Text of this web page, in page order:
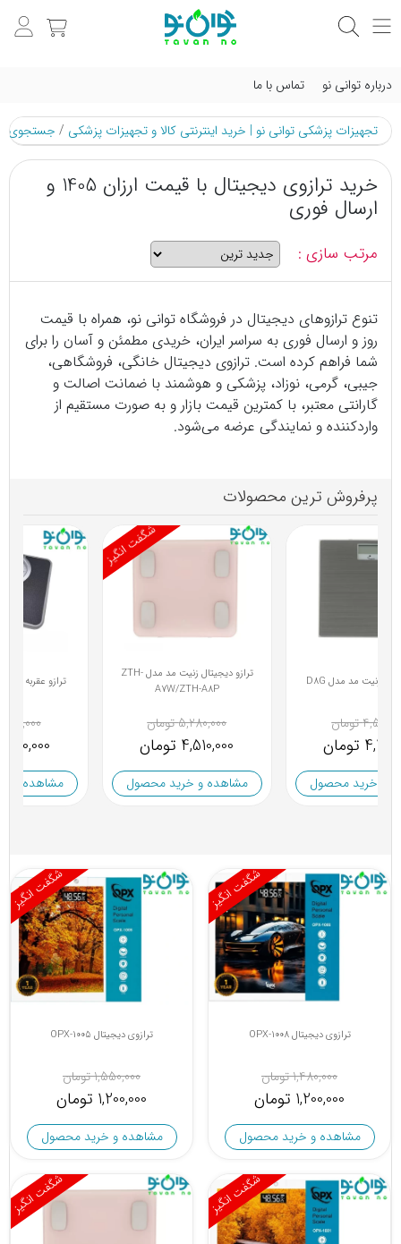
درباره توانی نو تماس با ما
تجهیزات پزشکی توانی نو | خرید اینترنتی کالا و تجهیزات پزشکی / جستجوی
خرید ترازوی دیجیتال با قیمت ارزان 1405 و
ارسال فوری
مرتب سازی :
تنوع ترازوهای دیجیتال در فروشگاه توانی نو، همراه با قیمت
روز و ارسال فوری به سراسر ایران، خریدی مطمئن و آسان را برای
شما فراهم کرده است. ترازوی دیجیتال خانگی، فروشگاهی،
جیبی، گرمی، نوزاد، پزشکی و هوشمند با ضمانت اصالت و
گارانتی معتبر، با کمترین قیمت بازار و به صورت مستقیم از
واردکننده و نمایندگی عرضه می‌شود.
پرفروش ترین محصولات
شگفت انگیز
ترازو دیجیتال زنیت مد مدل ZTH-
5,280,000 تومان
4,510,000 تومان
مشاهده و خرید محصول
ترازو دیجیتال زنیت مد مدل D8G
4,500,000 تومان
4,200,000 تومان
مشاهده و خرید محصول
شگفت انگیز
ترازوی دیجیتال OPX-1008
1,480,000 تومان
1,200,000 تومان
مشاهده و خرید محصول
شگفت انگیز
ترازوی دیجیتال OPX-1005
1,550,000 تومان
1,200,000 تومان
مشاهده و خرید محصول
شگفت انگیز شگفت انگیز